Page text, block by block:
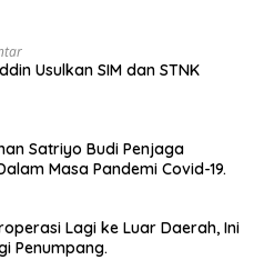
Usulkan SIM dan STNK
Satriyo Budi Penjaga
Masa Pandemi Covid-19.
Lagi ke Luar Daerah, Ini
Penumpang.